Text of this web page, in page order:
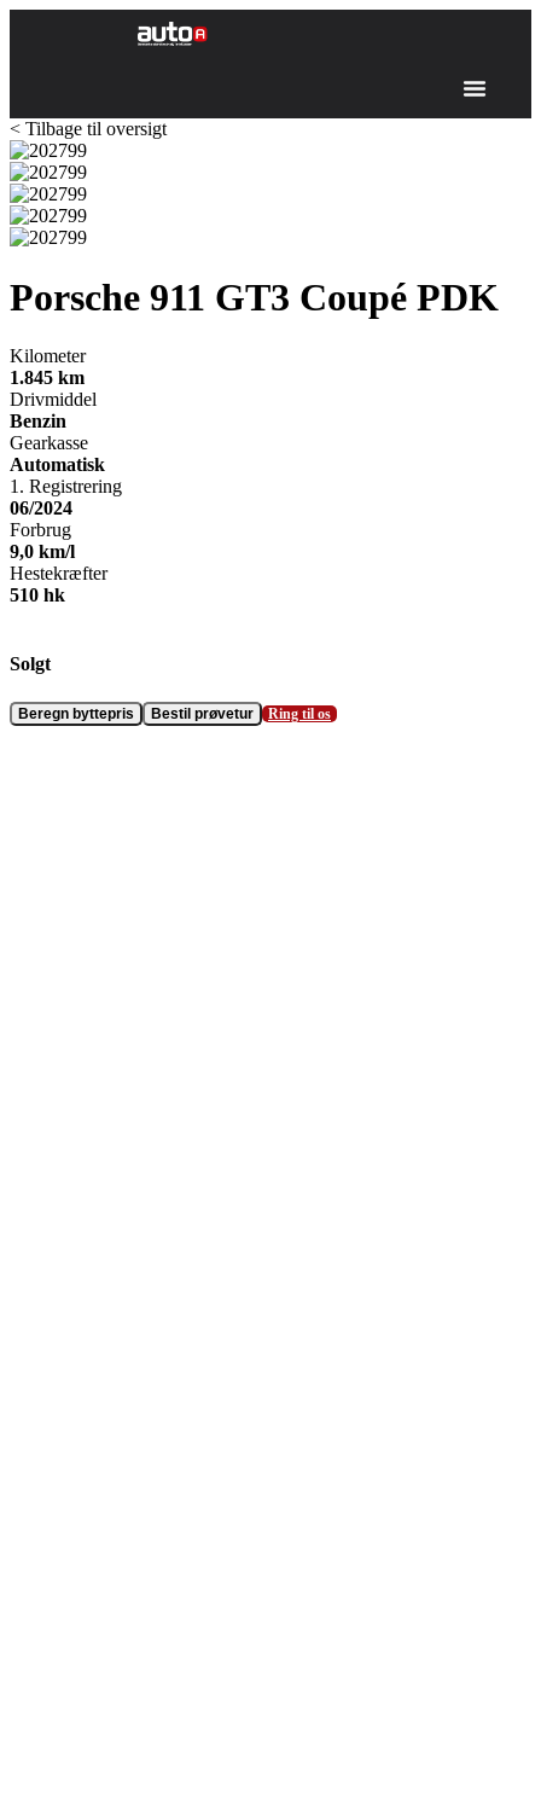
< Tilbage til oversigt
Porsche 911 GT3 Coupé PDK
Kilometer
1.845 km
Drivmiddel
Benzin
Gearkasse
Automatisk
1. Registrering
06/2024
Forbrug
9,0 km/l
Hestekræfter
510 hk
Solgt
Beregn byttepris Bestil prøvetur Ring til os